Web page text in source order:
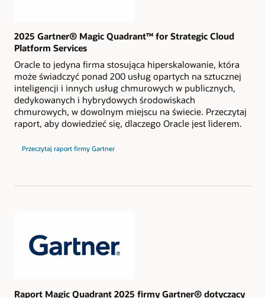
2025 Gartner® Magic Quadrant™ for Strategic Cloud
Platform Services
Oracle to jedyna firma stosująca hiperskalowanie, która
może świadczyć ponad 200 usług opartych na sztucznej
inteligencji i innych usług chmurowych w publicznych,
dedykowanych i hybrydowych środowiskach
chmurowych, w dowolnym miejscu na świecie. Przeczytaj
raport, aby dowiedzieć się, dlaczego Oracle jest liderem.
Przeczytaj raport firmy Gartner
Gartner
Raport Magic Quadrant 2025 firmy Gartner® dotyczący